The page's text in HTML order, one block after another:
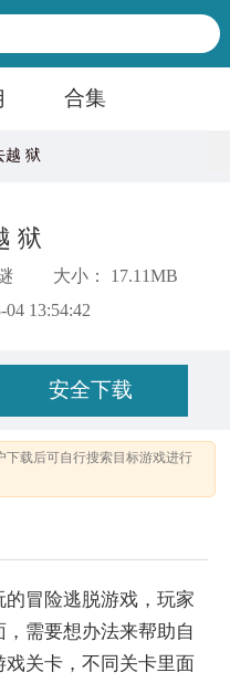
合集
越 狱
狱
大小： 17.11MB
13:54:42
安全下载
下载后可自行搜索目标游戏进行
冒险逃脱游戏，玩家
需要想办法来帮助自
关卡，不同关卡里面